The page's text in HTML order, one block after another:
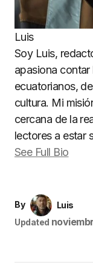
Luis
Soy Luis,
apasiona
ecuatorianos,
cultura. Mi
cercana de la
lectores a estar
See Full Bio
By
Luis
Updated